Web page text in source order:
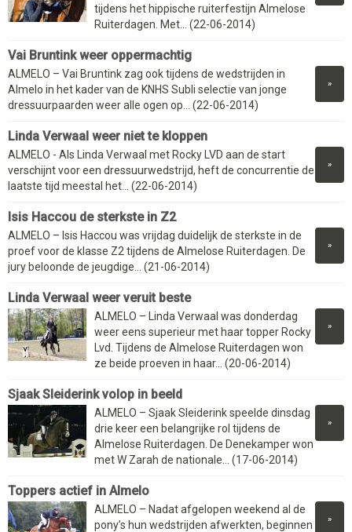
tijdens het hippische ruiterfestijn Almelose
Ruiterdagen. Met... (22-06-2014)
Vai Bruntink weer oppermachtig
»
ALMELO – Vai Bruntink zag ook tijdens de wedstrijden in
Almelo in het kader van de KNHS Subli selectie van jonge
dressuurpaarden weer alle ogen op... (22-06-2014)
Linda Verwaal weer niet te kloppen
»
ALMELO - Als Linda Verwaal met Rocky LVD aan de start
verschijnt voor een dressuurwedstrijd, heft de concurrentie de
laatste tijd meestal het... (22-06-2014)
Isis Haccou de sterkste in Z2
»
ALMELO – Isis Haccou was vrijdag duidelijk de sterkste in de
proef voor de klasse Z2 tijdens de Almelose Ruiterdagen. De
jury beloonde de jeugdige... (21-06-2014)
Linda Verwaal weer veruit beste
»
ALMELO – Linda Verwaal was donderdag
weer eens superieur met haar topper Rocky
Lvd. Tijdens de Almelose Ruiterdagen won
ze beide proeven in haar... (20-06-2014)
Sjaak Sleiderink volop in beeld
»
ALMELO – Sjaak Sleiderink speelde dinsdag
drie keer een belangrijke rol tijdens de
Almelose Ruiterdagen. De Denekamper won
met W Zarah de nationale... (17-06-2014)
Toppers actief in Almelo
»
ALMELO – Nadat afgelopen weekend al de
pony’s hun wedstrijden afwerkten, beginnen